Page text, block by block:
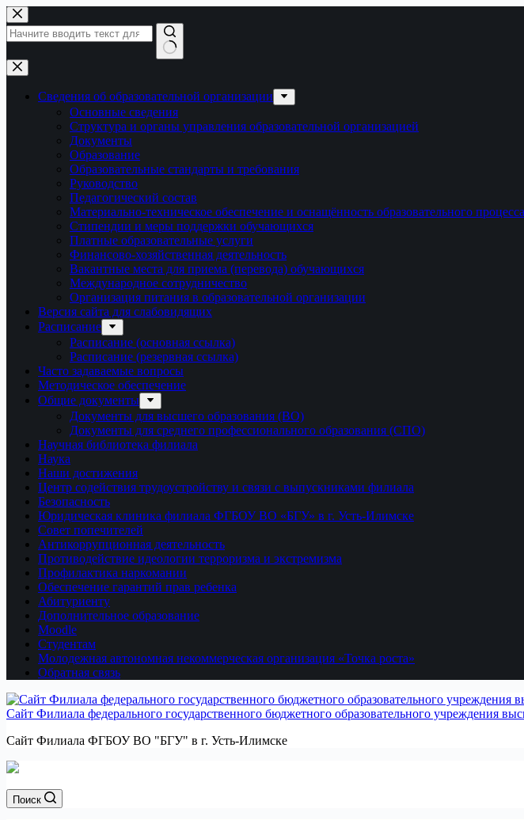
Перейти
к
сути
Ничего
не
найденоСведения об образовательной организации
Основные сведения
Структура и органы управления образовательной организацией
Документы
Образование
Образовательные стандарты и требования
Руководство
Педагогический состав
Материально-техническое обеспечение и оснащённость образовательного
Стипендии и меры поддержки обучающихся
Платные образовательные услуги
Финансово-хозяйственная деятельность
Вакантные места для приема (перевода) обучающихся
Международное сотрудничество
Организация питания в образовательной организации
Версия сайта для слабовидящих
Расписание
Расписание (основная ссылка)
Расписание (резервная ссылка)
Часто задаваемые вопросы
Методическое обеспечение
Общие документы
Документы для высшего образования (ВО)
Документы для среднего профессионального образования (СПО)
Научная библиотека филиала
Наука
Наши достижения
Центр содействия трудоустройству и связи с выпускниками филиала
Безопасность
Юридическая клиника филиала ФГБОУ ВО «БГУ» в г. Усть-Илимске
Совет попечителей
Антикоррупционная деятельность
Противодействие идеологии терроризма и экстремизма
Профилактика наркомании
Обеспечение гарантий прав ребенка
Абитуриенту
Дополнительное образование
Moodle
Студентам
Молодежная автономная некоммерческая организация «Точка роста»
Обратная связь
Сайт Филиала федерального государственного бюджетного образовательного учреждения
Сайт Филиала ФГБОУ ВО "БГУ" в г. Усть-Илимске
Поиск